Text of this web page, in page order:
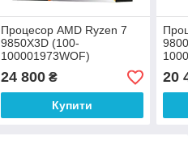
Процесор AMD Ryzen 7
9850X3D (100-
100001973WOF)
24 800₴
Купити
20